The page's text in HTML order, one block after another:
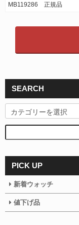
MB119286 正規品
SEARCH
PICK UP
新着ウォッチ
値下げ品